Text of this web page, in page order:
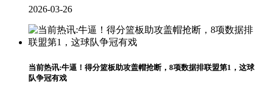
2026-03-26
当前热讯:牛逼！得分篮板助攻盖帽抢断，8项数据排联盟第1，这球
队争冠有戏